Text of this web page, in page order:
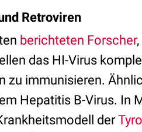
Retroviren
berichteten Forscher
das HI-Virus
zu immunisieren.
Hepatitis B-Virus. In
der